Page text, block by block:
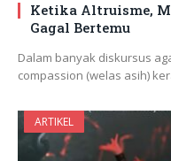
Ketika Altruisme,
Gagal Bertemu
Dalam banyak diskursus
compassion (welas asih)
ARTIKEL